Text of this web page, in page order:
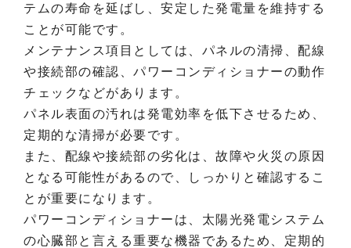
テムの寿命を延ばし、安定した発電量を維持する
ことが可能です。
メンテナンス項目としては、パネルの清掃、配線
や接続部の確認、パワーコンディショナーの動作
チェックなどがあります。
パネル表面の汚れは発電効率を低下させるため、
定期的な清掃が必要です。
また、配線や接続部の劣化は、故障や火災の原因
となる可能性があるので、しっかりと確認するこ
とが重要になります。
パワーコンディショナーは、太陽光発電システム
の心臓部と言える重要な機器であるため、定期的